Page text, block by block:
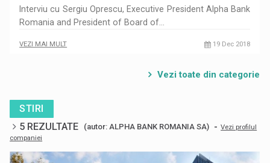
Interviu cu Sergiu Oprescu, Executive President Alpha Bank
Romania and President of Board of…
VEZI MAI MULT 19 Dec 2018
Vezi toate din categorie
STIRI
5 REZULTATE
(autor: ALPHA BANK ROMANIA SA) - Vezi profilul
companiei